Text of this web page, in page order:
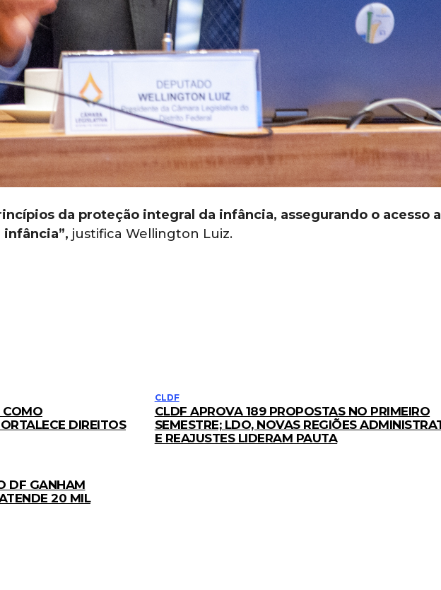
da proteção integral da infância, assegurando o acesso
justifica Wellington Luiz.
COMO
DIREITOS
CLDF
CLDF APROVA 189 PROPOSTAS NO PRIMEIRO
SEMESTRE; LDO, NOVAS REGIÕES
E REAJUSTES LIDERAM PAUTA
DF GANHAM
20 MIL